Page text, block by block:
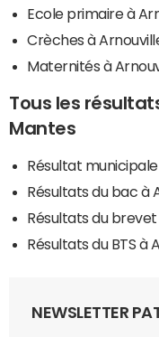
Ecole primaire à
Crèches à
Maternités à
Tous les
Mantes
Résultat
Résultats du bac à
Résultats du
Résultats du BTS
NEWSLETTER